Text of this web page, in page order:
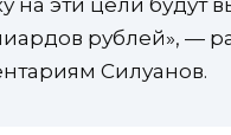
на эти цели будут
рублей», —
Силуанов.